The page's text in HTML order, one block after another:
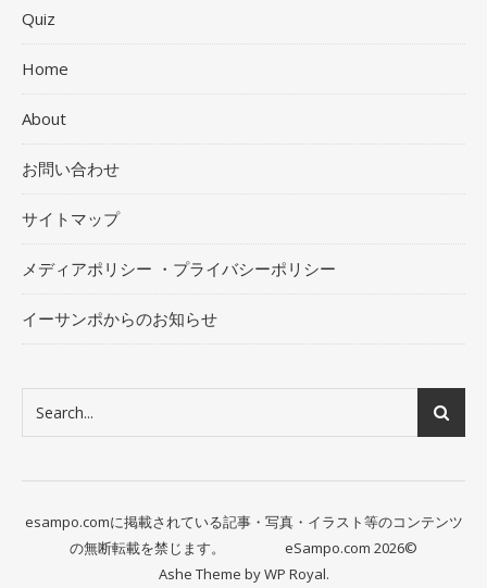
Quiz
Home
About
お問い合わせ
サイトマップ
メディアポリシー ・プライバシーポリシー
イーサンポからのお知らせ
esampo.comに掲載されている記事・写真・イラスト等のコンテンツ
の無断転載を禁じます。 eSampo.com 2026©
Ashe Theme byWP Royal.